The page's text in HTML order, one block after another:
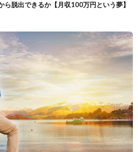
脱出できるか【月収100万円という夢】